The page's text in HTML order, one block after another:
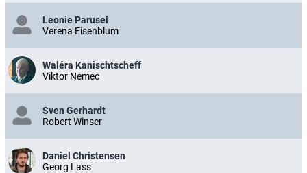
Leonie Parusel
Verena Eisenblum
Waléra Kanischtscheff
Viktor Nemec
Sven Gerhardt
Robert Winser
Daniel Christensen
Georg Lass